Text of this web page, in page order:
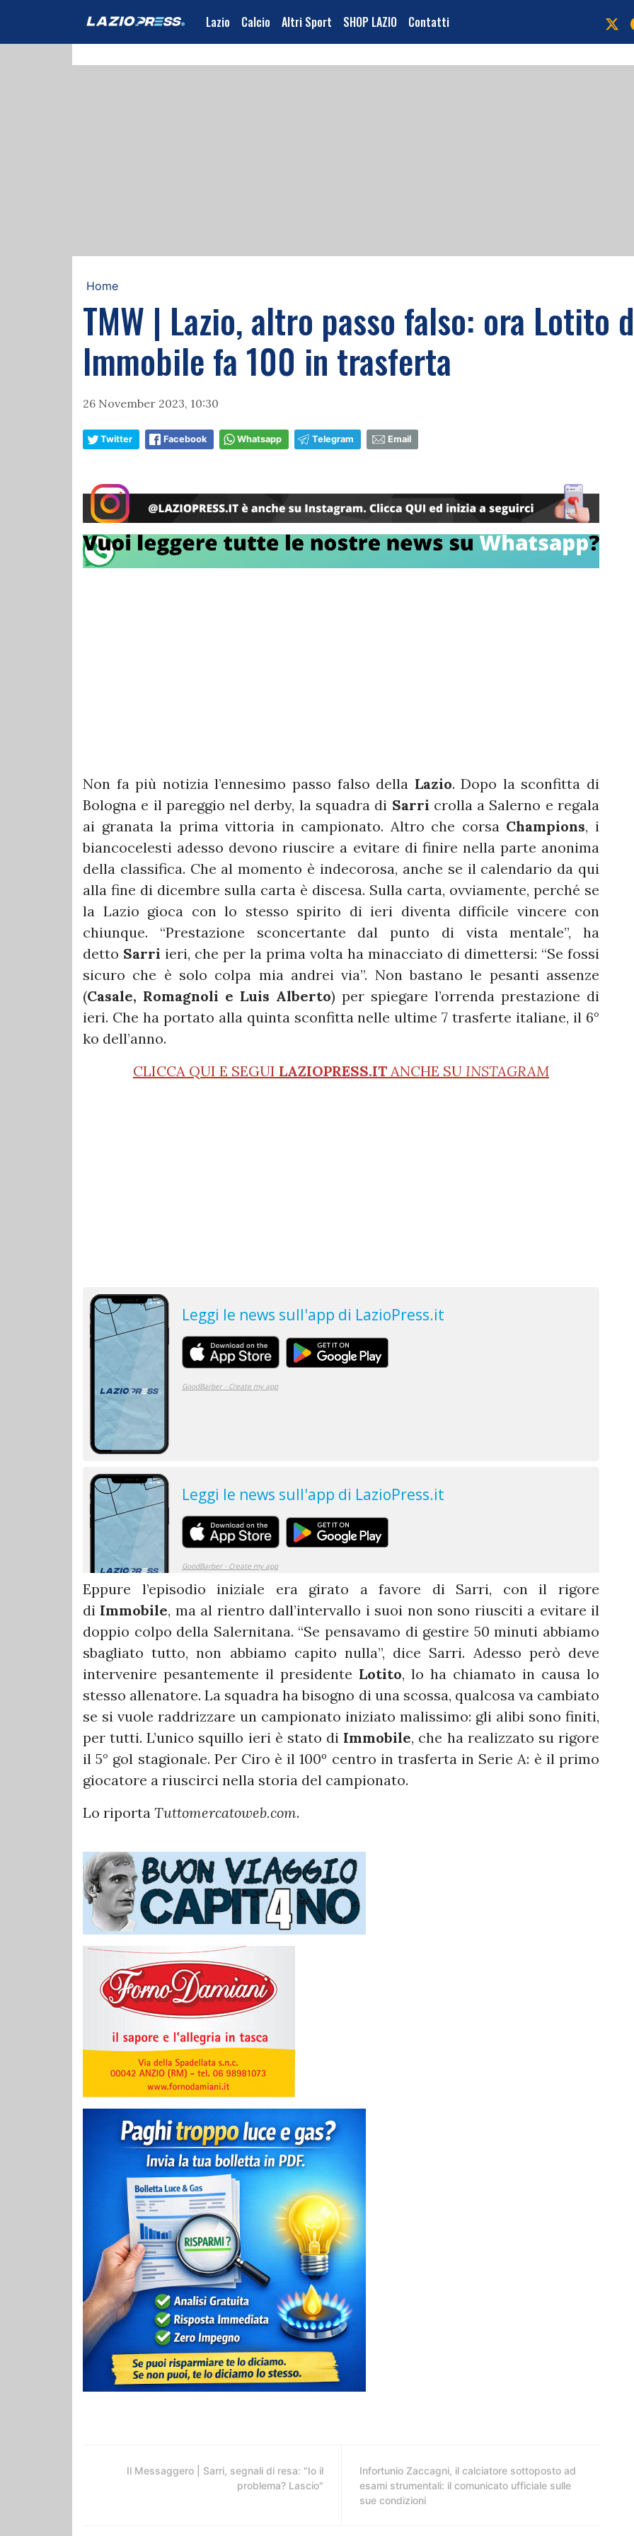
Lazio Calcio Altri Sport SHOP LAZIO Contatti
Home
TMW | Lazio, altro passo falso: ora Lotito
Immobile fa 100 in trasferta
26 November 2023, 10:30
Twitter Facebook Whatsapp Telegram Email
Non fa più notizia l’ennesimo passo falso della Lazio. Dopo la sconfitta di
Bologna e il pareggio nel derby, la squadra di Sarri crolla a Salerno e regala
ai granata la prima vittoria in campionato. Altro che corsa Champions, i
biancocelesti adesso devono riuscire a evitare di finire nella parte anonima
della classifica. Che al momento è indecorosa, anche se il calendario da qui
alla fine di dicembre sulla carta è discesa. Sulla carta, ovviamente, perché se
la Lazio gioca con lo stesso spirito di ieri diventa difficile vincere con
chiunque. “Prestazione sconcertante dal punto di vista mentale”, ha
detto Sarri ieri, che per la prima volta ha minacciato di dimettersi: “Se fossi
sicuro che è solo colpa mia andrei via”. Non bastano le pesanti assenze
(Casale, Romagnoli e Luis Alberto) per spiegare l’orrenda prestazione di
ieri. Che ha portato alla quinta sconfitta nelle ultime 7 trasferte italiane, il 6°
ko dell’anno.
CLICCA QUI E SEGUI LAZIOPRESS.IT ANCHE SU INSTAGRAM
Eppure l’episodio iniziale era girato a favore di Sarri, con il rigore
di Immobile, ma al rientro dall’intervallo i suoi non sono riusciti a evitare il
doppio colpo della Salernitana. “Se pensavamo di gestire 50 minuti abbiamo
sbagliato tutto, non abbiamo capito nulla”, dice Sarri. Adesso però deve
intervenire pesantemente il presidente Lotito, lo ha chiamato in causa lo
stesso allenatore. La squadra ha bisogno di una scossa, qualcosa va cambiato
se si vuole raddrizzare un campionato iniziato malissimo: gli alibi sono finiti,
per tutti. L’unico squillo ieri è stato di Immobile, che ha realizzato su rigore
il 5° gol stagionale. Per Ciro è il 100º centro in trasferta in Serie A: è il primo
giocatore a riuscirci nella storia del campionato.
Lo riporta Tuttomercatoweb.com.
Il Messaggero | Sarri, segnali di resa: "Io il
problema? Lascio"
Infortunio Zaccagni, il calciatore sottoposto ad
esami strumentali: il comunicato ufficiale sulle
sue condizioni